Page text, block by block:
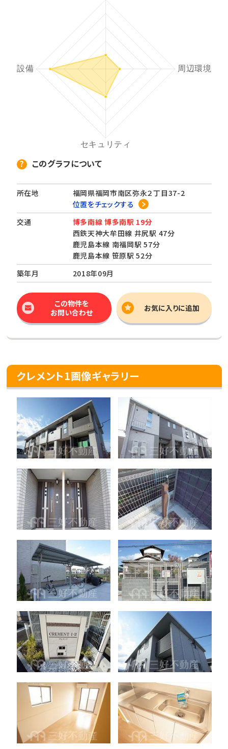
このグラフについて
所在地
福岡県福岡市南区弥永２丁目37-2
位置をチェックする
交通
博多南線 博多南駅 19分
西鉄天神大牟田線 井尻駅 47分
鹿児島本線 南福岡駅 57分
鹿児島本線 笹原駅 52分
築年月
2018年09月
この物件を
お問い合わせ
お気に入りに追加
クレメント1画像ギャラリー